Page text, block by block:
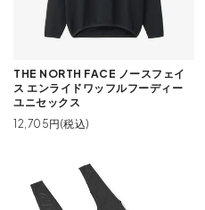
THE NORTH FACE ノースフェイ
ス エンライドワッフルフーディー
ユニセックス
12,705円(税込)